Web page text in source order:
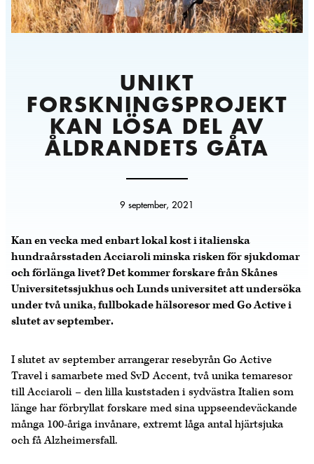
UNIKT
FORSKNINGSPROJEKT
KAN LÖSA DEL AV
ÅLDRANDETS GÅTA
9 september, 2021
Kan en vecka med enbart lokal kost i italienska
hundraårsstaden Acciaroli minska risken för sjukdomar
och förlänga livet? Det kommer forskare från Skånes
Universitetssjukhus och Lunds universitet att undersöka
under två unika, fullbokade hälsoresor med Go Active i
slutet av september.
I slutet av september arrangerar resebyrån Go Active
Travel i samarbete med SvD Accent, två unika temaresor
till Acciaroli – den lilla kuststaden i sydvästra Italien som
länge har förbryllat forskare med sina uppseendeväckande
många 100-åriga invånare, extremt låga antal hjärtsjuka
och få Alzheimersfall.